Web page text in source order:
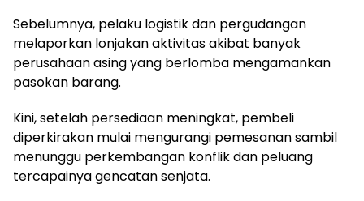
Sebelumnya, pelaku logistik dan pergudangan
melaporkan lonjakan aktivitas akibat banyak
perusahaan asing yang berlomba mengamankan
pasokan barang.
Kini, setelah persediaan meningkat, pembeli
diperkirakan mulai mengurangi pemesanan sambil
menunggu perkembangan konflik dan peluang
tercapainya gencatan senjata.